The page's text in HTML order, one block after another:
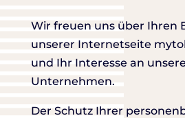
Wir freuen uns über Ihren
unserer Internetseite
und Ihr Interesse an
Unternehmen.
Der Schutz Ihrer